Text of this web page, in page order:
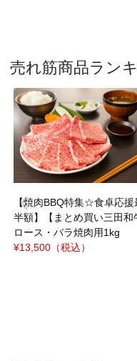
売れ筋商品ラン
【焼肉BBQ特集☆食卓応援
半額】【まとめ買い三田和
ロース・バラ焼肉用1kg
¥13,500 （税込）